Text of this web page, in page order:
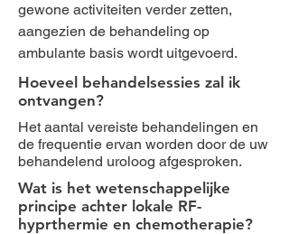
gewone activiteiten verder zetten,
aangezien de behandeling op
ambulante basis wordt uitgevoerd.
Hoeveel behandelsessies zal ik
ontvangen?
Het aantal vereiste behandelingen en
de frequentie ervan worden door de uw
behandelend uroloog afgesproken.
Wat is het wetenschappelijke
principe achter lokale RF-
hyprthermie en chemotherapie?